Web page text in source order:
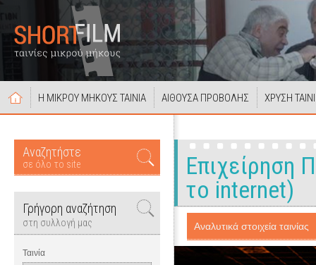
Η ΜΙΚΡΟΥ ΜΗΚΟΥΣ ΤΑΙΝΙΑ ΑΙΘΟΥΣΑ ΠΡΟΒΟΛΗΣ ΧΡΥΣΗ
Αναζητήστε
σε όλο το site
Γρήγορη αναζήτηση
στη συλλογή μας
Ταινία
Επιχείρηση
το internet)
Αναλυτικά στοιχεία ταινίας